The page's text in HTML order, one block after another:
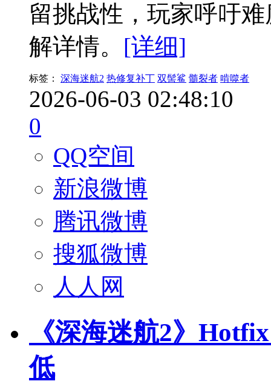
留挑战性，玩家呼吁
解详情。 [详细]
标签： 深海迷航2 热修复补丁 双髻鲨 髓裂者 啃噬者
2026-06-03 02:48:10
0
QQ空间
新浪微博
腾讯微博
搜狐微博
人人网
《深海迷航2》
低